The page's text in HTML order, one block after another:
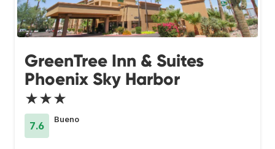
GreenTree Inn & Suites
Phoenix Sky Harbor
★★★
7.6
Bueno